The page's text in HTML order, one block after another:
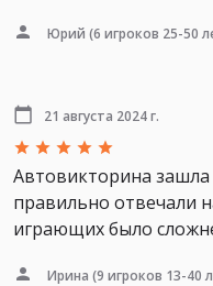
Юрий (6 игроков 25-50
21 августа 2024 г.
Автовикторина
правильно отвечали
играющих было
Ирина (9 игроков 13-40